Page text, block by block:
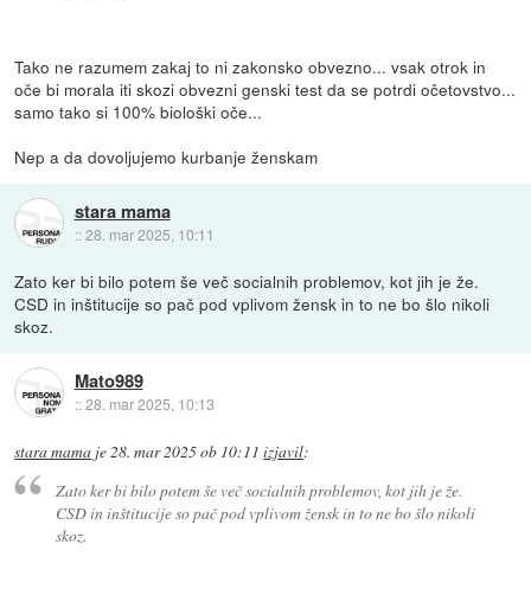
Tako ne razumem zakaj to ni zakonsko obvezno... vsak otrok in
oče bi morala iti skozi obvezni genski test da se potrdi očetovstvo...
samo tako si 100% biološki oče...
Nep a da dovoljujemo kurbanje ženskam
stara mama
::28. mar 2025, 10:11
Zato ker bi bilo potem še več socialnih problemov, kot jih je že.
CSD in inštitucije so pač pod vplivom žensk in to ne bo šlo nikoli
skoz.
Mato989
::28. mar 2025, 10:13
stara mama je 28. mar 2025 ob 10:11 izjavil:
Zato ker bi bilo potem še več socialnih problemov, kot jih je že.
CSD in inštitucije so pač pod vplivom žensk in to ne bo šlo nikoli
skoz.